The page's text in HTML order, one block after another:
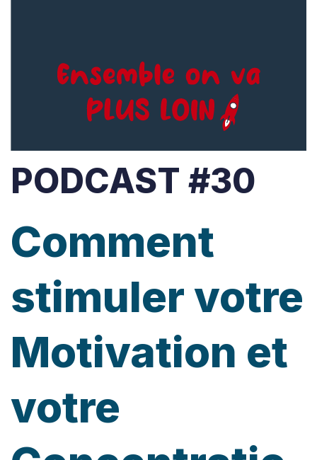
PODCAST #30
Comment
stimuler votre
Motivation et
votre